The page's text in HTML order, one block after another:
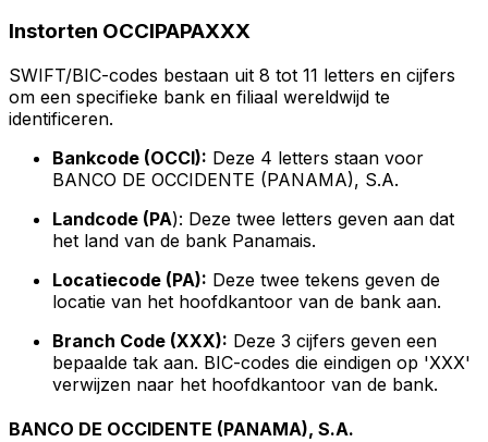
Instorten OCCIPAPAXXX
SWIFT/BIC-codes bestaan uit 8 tot 11 letters en cijfers
om een specifieke bank en filiaal wereldwijd te
identificeren.
Bankcode (OCCI): Deze 4 letters staan voor
BANCO DE OCCIDENTE (PANAMA), S.A.
Landcode (PA): Deze twee letters geven aan dat
het land van de bank Panamais.
Locatiecode (PA): Deze twee tekens geven de
locatie van het hoofdkantoor van de bank aan.
Branch Code (XXX): Deze 3 cijfers geven een
bepaalde tak aan. BIC-codes die eindigen op 'XXX'
verwijzen naar het hoofdkantoor van de bank.
BANCO DE OCCIDENTE (PANAMA), S.A.